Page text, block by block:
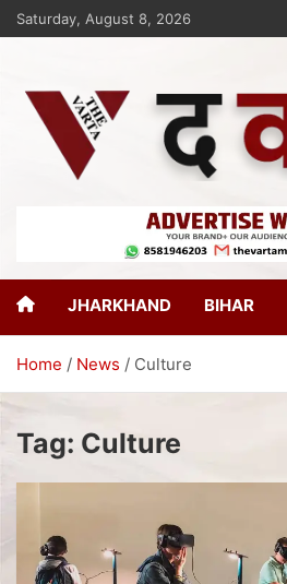
Saturday, August 8, 2026
The Varta
JHARKHAND BIHAR
Home News Culture
Tag: Culture